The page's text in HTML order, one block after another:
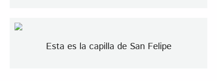
Esta es la capilla de San Felipe